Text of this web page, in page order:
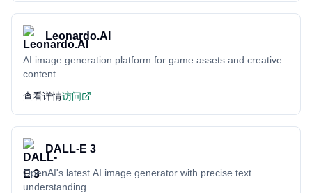
Leonardo.AI
AI image generation platform for game assets and creative
content
查看详情访问
DALL-E 3
OpenAI's latest AI image generator with precise text
understanding